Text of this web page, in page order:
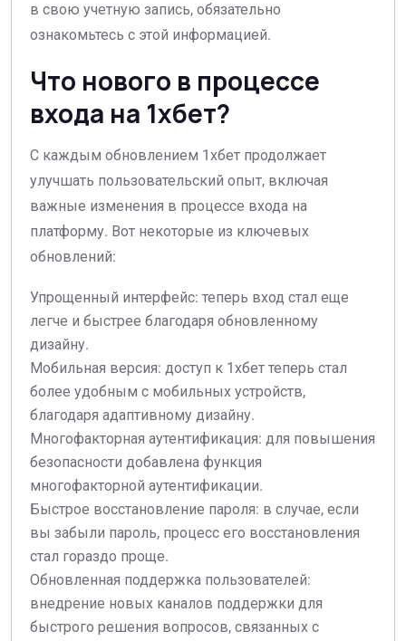
в свою учетную запись, обязательно
ознакомьтесь с этой информацией.
Что нового в процессе
входа на 1хбет?
С каждым обновлением 1хбет продолжает
улучшать пользовательский опыт, включая
важные изменения в процессе входа на
платформу. Вот некоторые из ключевых
обновлений:
Упрощенный интерфейс: теперь вход стал еще
легче и быстрее благодаря обновленному
дизайну.
Мобильная версия: доступ к 1хбет теперь стал
более удобным с мобильных устройств,
благодаря адаптивному дизайну.
Многофакторная аутентификация: для повышения
безопасности добавлена функция
многофакторной аутентификации.
Быстрое восстановление пароля: в случае, если
вы забыли пароль, процесс его восстановления
стал гораздо проще.
Обновленная поддержка пользователей:
внедрение новых каналов поддержки для
быстрого решения вопросов, связанных с